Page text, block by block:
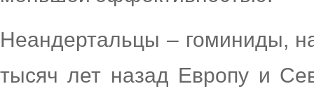
Неандертальцы – гоминиды,
тысяч лет назад Европу и